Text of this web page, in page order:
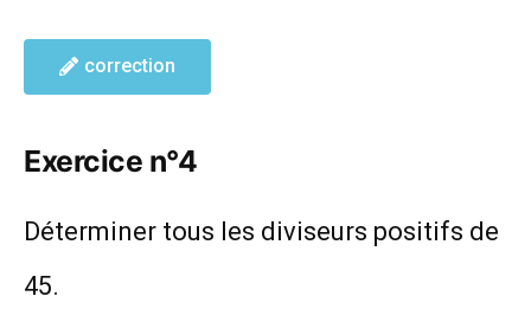
correction
Exercice n°4
Déterminer tous les diviseurs positifs de
45.